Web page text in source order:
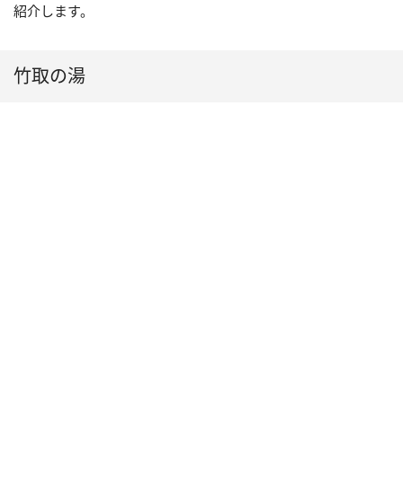
紹介します。
竹取の湯